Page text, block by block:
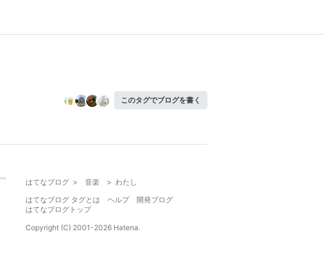
このタグでブログを書く
はてなブログ > 音楽 > わたし
はてなブログ タグとは
ヘルプ
開発ブログ
はてなブログトップ
Copyright (C) 2001-2026 Hatena.